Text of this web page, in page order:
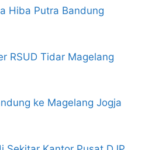
Hiba Putra Bandung
RSUD Tidar Magelang
ke Magelang Jogja